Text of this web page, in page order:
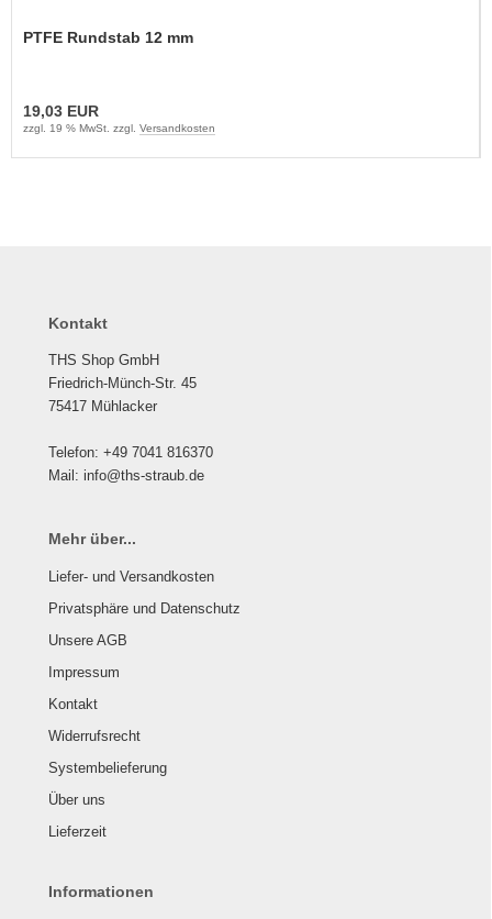
PTFE Rundstab 12 mm
19,03 EUR
zzgl. 19 % MwSt. zzgl. Versandkosten
Kontakt
THS Shop GmbH
Friedrich-Münch-Str. 45
75417 Mühlacker
Telefon: +49 7041 816370
Mail: info@ths-straub.de
Mehr über...
Liefer- und Versandkosten
Privatsphäre und Datenschutz
Unsere AGB
Impressum
Kontakt
Widerrufsrecht
Systembelieferung
Über uns
Lieferzeit
Informationen